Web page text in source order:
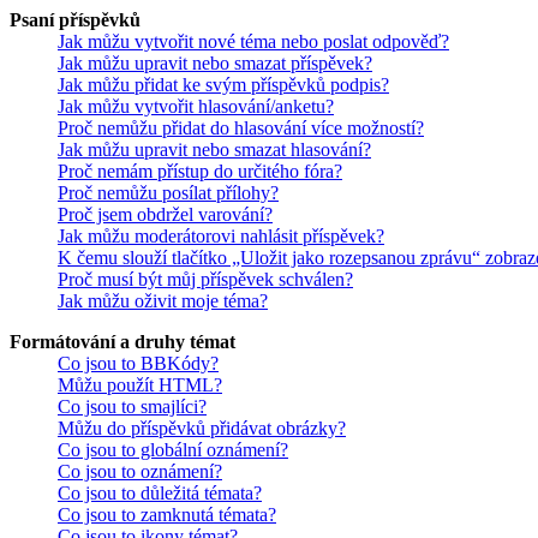
Psaní příspěvků
Jak můžu vytvořit nové téma nebo poslat odpověď?
Jak můžu upravit nebo smazat příspěvek?
Jak můžu přidat ke svým příspěvků podpis?
Jak můžu vytvořit hlasování/anketu?
Proč nemůžu přidat do hlasování více možností?
Jak můžu upravit nebo smazat hlasování?
Proč nemám přístup do určitého fóra?
Proč nemůžu posílat přílohy?
Proč jsem obdržel varování?
Jak můžu moderátorovi nahlásit příspěvek?
K čemu slouží tlačítko „Uložit jako rozepsanou zprávu“
Proč musí být můj příspěvek schválen?
Jak můžu oživit moje téma?
Formátování a druhy témat
Co jsou to BBKódy?
Můžu použít HTML?
Co jsou to smajlíci?
Můžu do příspěvků přidávat obrázky?
Co jsou to globální oznámení?
Co jsou to oznámení?
Co jsou to důležitá témata?
Co jsou to zamknutá témata?